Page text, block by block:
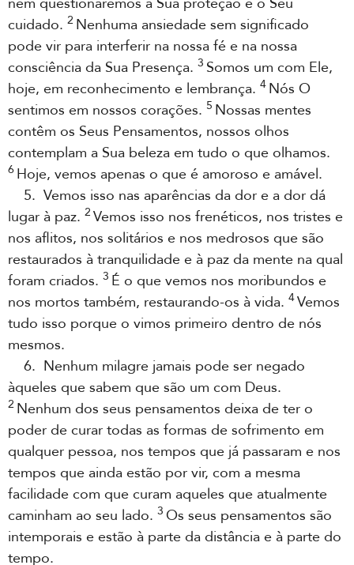
cuidado. 2 Nenhuma ansiedade sem significado
pode vir para interferir na nossa fé e na nossa
consciência da Sua Presença. 3 Somos um com Ele,
hoje, em reconhecimento e lembrança. 4 Nós O
sentimos em nossos corações. 5 Nossas mentes
contêm os Seus Pensamentos, nossos olhos
contemplam a Sua beleza em tudo o que olhamos.
6 Hoje, vemos apenas o que é amoroso e amável.
5. Vemos isso nas aparências da dor e a dor dá
lugar à paz. 2 Vemos isso nos frenéticos, nos tristes e
nos aflitos, nos solitários e nos medrosos que são
restaurados à tranquilidade e à paz da mente na qual
foram criados. 3 É o que vemos nos moribundos e
nos mortos também, restaurando-os à vida. 4Vemos
tudo isso porque o vimos primeiro dentro de nós
mesmos.
6. Nenhum milagre jamais pode ser negado
àqueles que sabem que são um com Deus.
2 Nenhum dos seus pensamentos deixa de ter o
poder de curar todas as formas de sofrimento em
qualquer pessoa, nos tempos que já passaram e nos
tempos que ainda estão por vir, com a mesma
facilidade com que curam aqueles que atualmente
caminham ao seu lado. 3 Os seus pensamentos são
intemporais e estão à parte da distância e à parte do
tempo.